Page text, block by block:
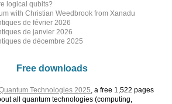
logical qubits?
with Christian Weedbrook from Xanadu
de février 2026
de janvier 2026
de décembre 2025
Free downloads
Technologies 2025 , a free 1,522 pages
all quantum technologies (computing,